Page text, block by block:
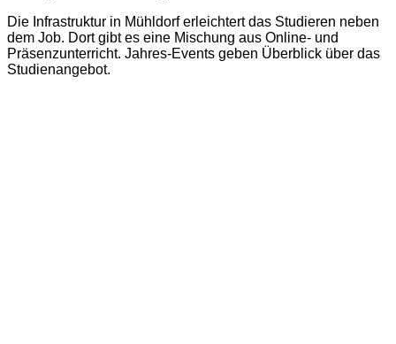
Die Infrastruktur in Mühldorf erleichtert das Studieren neben
dem Job. Dort gibt es eine Mischung aus Online- und
Präsenzunterricht. Jahres-Events geben Überblick über das
Studienangebot.